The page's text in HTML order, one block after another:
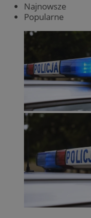
Najnowsze
Popularne